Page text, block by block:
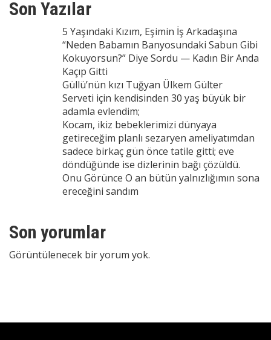
Son Yazılar
5 Yaşındaki Kızım, Eşimin İş Arkadaşına
“Neden Babamın Banyosundaki Sabun Gibi
Kokuyorsun?” Diye Sordu — Kadın Bir Anda
Kaçıp Gitti
Güllü’nün kızı Tuğyan Ülkem Gülter
Serveti için kendisinden 30 yaş büyük bir
adamla evlendim;
Kocam, ikiz bebeklerimizi dünyaya
getireceğim planlı sezaryen ameliyatımdan
sadece birkaç gün önce tatile gitti; eve
döndüğünde ise dizlerinin bağı çözüldü.
Onu Görünce O an bütün yalnızlığımın sona
ereceğini sandım
Son yorumlar
Görüntülenecek bir yorum yok.